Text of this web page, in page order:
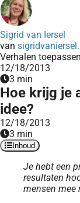
Sigrid van Iersel
van
Verhalen toepassen
12/18/2013
3 min
Hoe krijg je
idee?
12/18/2013
3 min
Inhoud
Je hebt een
resultaten
mensen mee